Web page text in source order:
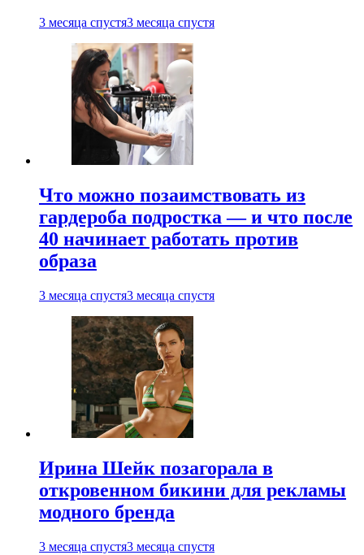
3 месяца спустя3 месяца спустя
Что можно позаимствовать из
гардероба подростка — и что после
40 начинает работать против
образа
3 месяца спустя3 месяца спустя
Ирина Шейк позагорала в
откровенном бикини для рекламы
модного бренда
3 месяца спустя3 месяца спустя